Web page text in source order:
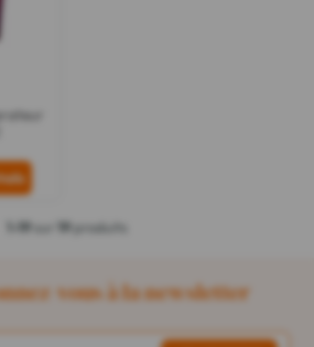
1-19 19 produits
vous à la newsletter